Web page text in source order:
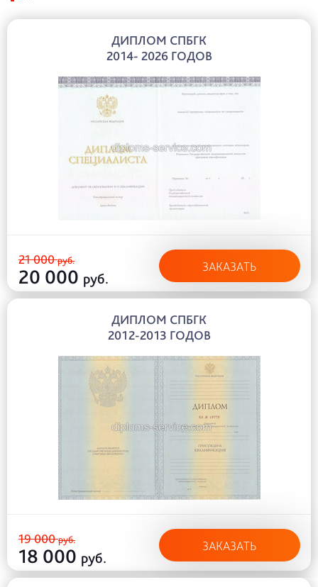
ДИПЛОМ СПБГК
2014- 2026 ГОДОВ
21 000руб.
20 000 руб.
ЗАКАЗАТЬ
ДИПЛОМ СПБГК
2012-2013 ГОДОВ
19 000руб.
18 000 руб.
ЗАКАЗАТЬ